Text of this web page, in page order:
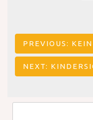
PREVIOUS:
NEXT: